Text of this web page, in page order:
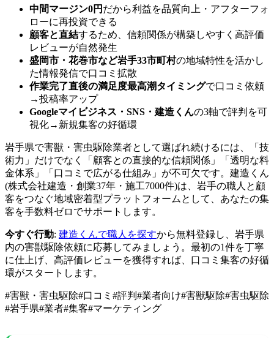
中間マージン0円 だから利益を品質向上・アフターフォ
ローに再投資できる
顧客と直結するため、信頼関係が構築しやすく高評価
レビューが自然発生
盛岡市・花巻市など岩手33市町村の地域特性を活かし
た情報発信で口コミ拡散
作業完了直後の満足度最高潮タイミングで口コミ依頼
→投稿率アップ
Googleマイビジネス・SNS・建造くんの3軸で評判を可
視化→新規集客の好循環
岩手県で害獣・害虫駆除業者として選ばれ続けるには、「技
術力」だけでなく「顧客との直接的な信頼関係」「透明な料
金体系」「口コミで広がる仕組み」が不可欠です。建造くん
(株式会社建造・創業37年・施工7000件)は、岩手の職人と顧
客をつなぐ地域密着型プラットフォームとして、あなたの集
客を手数料ゼロでサポートします。
今すぐ行動: 建造くんで職人を探すから無料登録し、岩手県
内の害獣駆除依頼に応募してみましょう。最初の1件を丁寧
に仕上げ、高評価レビューを獲得すれば、口コミ集客の好循
環がスタートします。
#害獣・害虫駆除#口コミ #評判 #業者向け#害獣駆除#害虫駆除
#岩手県#業者#集客#マーケティング